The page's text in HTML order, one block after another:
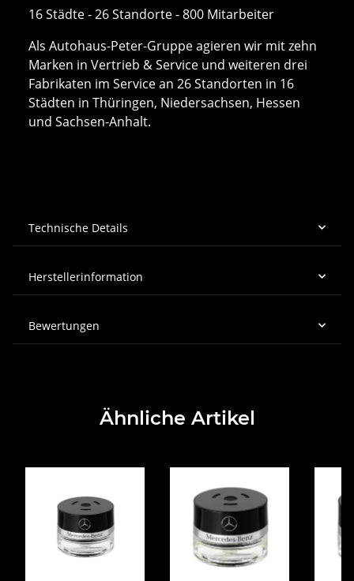
16 Städte - 26 Standorte - 800 Mitarbeiter
Als Autohaus-Peter-Gruppe agieren wir mit zehn
Marken in Vertrieb & Service und weiteren drei
Fabrikaten im Service an 26 Standorten in 16
Städten in Thüringen, Niedersachsen, Hessen
und Sachsen-Anhalt.
Technische Details
Herstellerinformation
Bewertungen
Ähnliche Artikel